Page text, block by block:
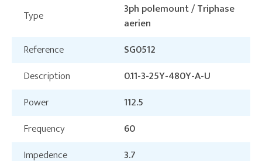
Type
3ph polemount / Triphase
aerien
Reference
SG0512
Description
0.11-3-25Y-480Y-A-U
Power
112.5
Frequency
60
Impedence
3.7